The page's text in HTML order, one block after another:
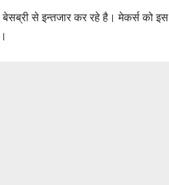
से इन्तजार कर रहे है। मेकर्स को इस